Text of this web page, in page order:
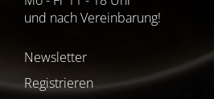
und nach Vereinbarung!
Newsletter
Registrieren